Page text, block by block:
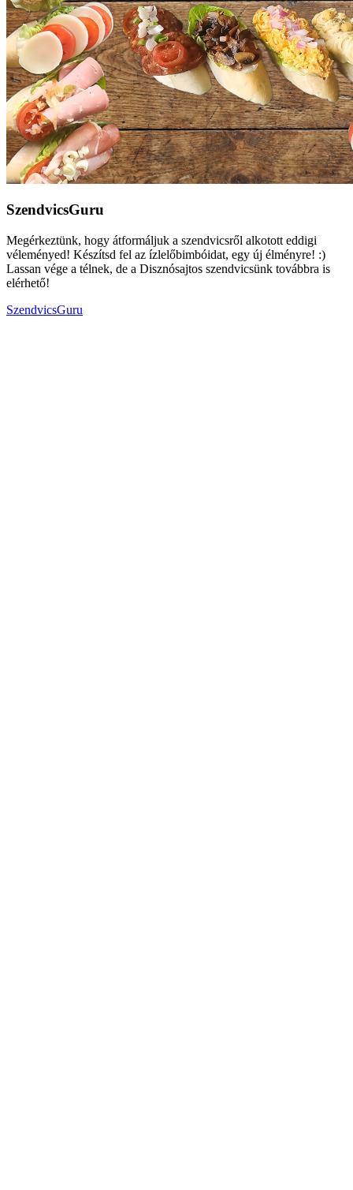
SzendvicsGuru
Megérkeztünk, hogy átformáljuk a szendvicsről alkotott eddigi
véleményed! Készítsd fel az ízlelőbimbóidat, egy új élményre! :)
Lassan vége a télnek, de a Disznósajtos szendvicsünk továbbra is
elérhető!
SzendvicsGuru